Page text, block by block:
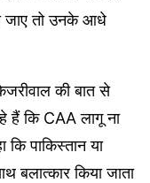
जाए तो उनके आधे
की बात से
हैं कि CAA लागू ना
पाकिस्तान या
बलात्कार किया जाता